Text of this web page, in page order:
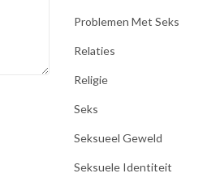
Problemen Met Seks
Relaties
Religie
Seks
Seksueel Geweld
Seksuele Identiteit